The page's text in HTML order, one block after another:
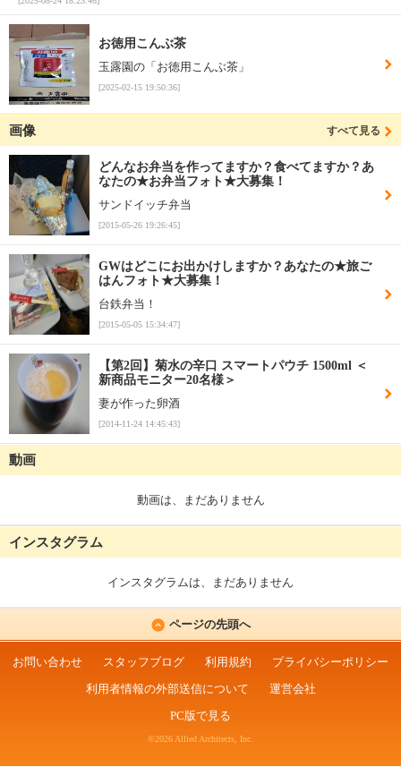
お徳用こんぶ茶
玉露園の「お徳用こんぶ茶」
[2025-02-15 19:50:36]
画像 すべて見る
どんなお弁当を作ってますか？食べてますか？あ
なたの★お弁当フォト★大募集！
サンドイッチ弁当
[2015-05-26 19:26:45]
GWはどこにお出かけしますか？あなたの★旅ご
はんフォト★大募集！
台鉄弁当！
[2015-05-05 15:34:47]
【第2回】菊水の辛口 スマートパウチ 1500ml ＜
新商品モニター20名様＞
妻が作った卵酒
[2014-11-24 14:45:43]
動画
動画は、まだありません
インスタグラム
インスタグラムは、まだありません
ページの先頭へ
お問い合わせ スタッフブログ 利用規約
プライバシーポリシー
利用者情報の外部送信について
運営会社
PC版で見る
©2026 Allied Architects, Inc.